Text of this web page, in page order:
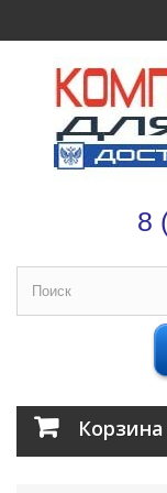
8
Корзина
Оформление
После оформления